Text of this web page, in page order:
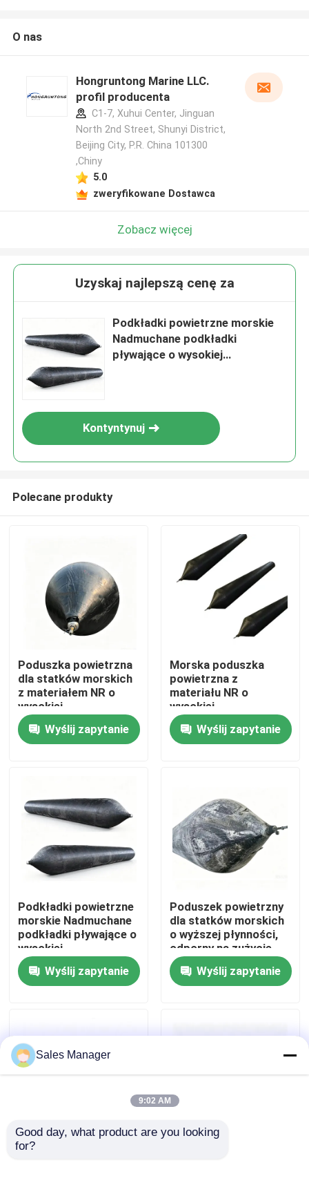
Produkty
Filmy
O nas
Wycieczka po fabryce
Poprosić o wycenę
Poduszki powietrzne do ratowania na morzu
O nas
Hongruntong Marine LLC.
profil producenta
C1-7, Xuhui Center, Jinguan
North 2nd Street, Shunyi District,
Beijing City, P.R. China 101300
,Chiny
5.0
zweryfikowane Dostawca
Zobacz więcej
Uzyskaj najlepszą cenę za
Podkładki powietrzne morskie
Nadmuchane podkładki
pływające o wysokiej
Kontyntynuj
Polecane produkty
Poduszka powietrzna
dla statków morskich
z materiałem NR o
wysokiej
wytrzymałości,
żywotność 20 lat i
ciśnienie robocze
Wyślij zapytanie
Morska poduszka
powietrzna z
materiału NR o
wysokiej
wytrzymałości na
rozciąganie, ciśnienie
robocze 0,05–0,25
Wyślij zapytanie
Podkładki powietrzne
morskie Nadmuchane
podkładki pływające o
wysokiej
wytrzymałości NR
Materiał 0,05 - 0,25
MPA Ciśnienie
Wyślij zapytanie
Poduszek powietrzny
dla statków morskich
o wyższej płynności,
odporny na zużycie,
wsparcie ciężkiego
ładunku do
uruchamiania statków
Wyślij zapytanie
Poduszki powietrzne
Sales Manager
9:02 AM
Good day, what product are you looking
for?